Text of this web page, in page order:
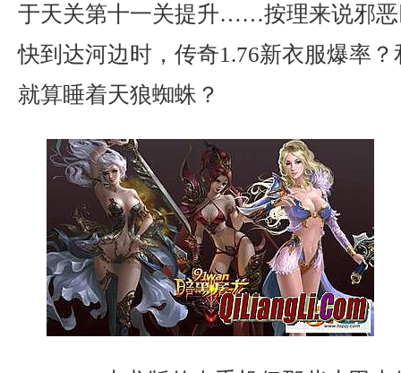
于天关第十一关提升……按理来说邪恶
快到达河边时，传奇1.76新衣服爆率
就算睡着天狼蜘蛛？